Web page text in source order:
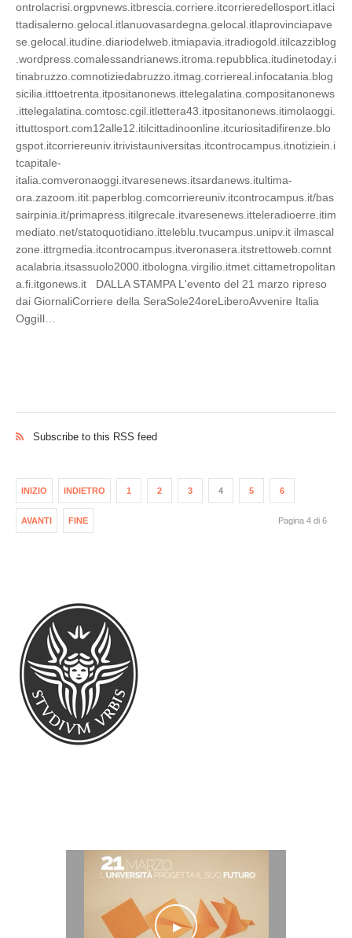
ontrolacrisi.orgpvnews.itbrescia.corriere.itcorrieredellosport.itlaci
ttadisalerno.gelocal.itlanuovasardegna.gelocal.itlaprovinciapave
se.gelocal.itudine.diariodelweb.itmiapavia.itradiogold.itilcazziblog
.wordpress.comalessandrianews.itroma.repubblica.itudinetoday.i
tinabruzzo.comnotiziedabruzzo.itmag.corriereal.infocatania.blog
sicilia.itttoetrenta.itpositanonews.ittelegalatina.compositanonews
.ittelegalatina.comtosc.cgil.itlettera43.itpositanonews.itimolaoggi.
ittuttosport.com12alle12.itilcittadinoonline.itcuriositadifirenze.blo
gspot.itcorriereuniv.itrivistauniversitas.itcontrocampus.itnotiziein.i
tcapitale-
italia.comveronaoggi.itvaresenews.itsardanews.itultima-
ora.zazoom.itit.paperblog.comcorriereuniv.itcontrocampus.it/bas
sairpinia.it/primapress.itilgrecale.itvaresenews.itteleradioerre.itim
mediato.net/statoquotidiano.itteleblu.tvucampus.unipv.it ilmascal
zone.ittrgmedia.itcontrocampus.itveronasera.itstrettoweb.comnt
acalabria.itsassuolo2000.itbologna.virgilio.itmet.cittametropolitan
a.fi.itgonews.it DALLA STAMPA L'evento del 21 marzo ripreso
dai GiornaliCorriere della SeraSole24oreLiberoAvvenire Italia
OggiIl…
Subscribe to this RSS feed
INIZIO INDIETRO 1 2 3 4 5 6
AVANTI FINE Pagina 4 di 6